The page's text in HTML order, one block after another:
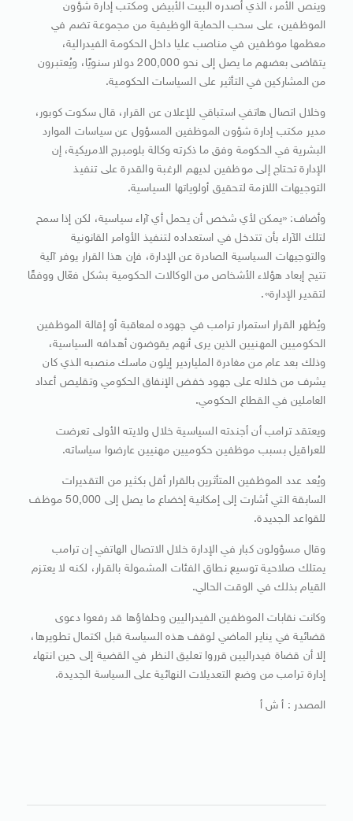
وينص الأمر، الذي أصدره البيت الأبيض ومكتب إدارة شؤون
الموظفين، على سحب الحماية الوظيفية من مجموعة تضم في
معظمها موظفين في مناصب عليا داخل الحكومة الفيدرالية،
يتقاضى بعضهم ما يصل إلى نحو 200,000 دولار سنويًا، ويُعتبرون
من المشاركين في التأثير على السياسات الحكومية.
وخلال اتصال هاتفي استباقي للإعلان عن القرار، قال سكوت كوبور،
مدير مكتب إدارة شؤون الموظفين المسؤول عن سياسات الموارد
البشرية في الحكومة وفق ما ذكرته وكالة بلومبرج الامريكية، إن
الإدارة تحتاج إلى موظفين لديهم الرغبة والقدرة على تنفيذ
التوجيهات اللازمة لتحقيق أولوياتها السياسية.
وأضاف: «يمكن لأي شخص أن يحمل أي آراء سياسية، لكن إذا سمح
لتلك الآراء بأن تتدخل في استعداده لتنفيذ الأوامر القانونية
والتوجيهات السياسية الصادرة عن الإدارة، فإن هذا القرار يوفر آلية
تتيح إبعاد هؤلاء الأشخاص من الوكالات الحكومية بشكل فعّال ووفقًا
لتقدير الإدارة».
ويُظهر القرار استمرار ترامب في جهوده لمعاقبة أو إقالة الموظفين
الحكوميين المهنيين الذين يرى أنهم يقوضون أهدافه السياسية،
وذلك بعد عام من مغادرة الملياردير إيلون ماسك منصبه الذي كان
يشرف من خلاله على جهود خفض الإنفاق الحكومي وتقليص أعداد
العاملين في القطاع الحكومي.
ويعتقد ترامب أن أجندته السياسية خلال ولايته الأولى تعرضت
للعراقيل بسبب موظفين حكوميين مهنيين عارضوا سياساته.
ويُعد عدد الموظفين المتأثرين بالقرار أقل بكثير من التقديرات
السابقة التي أشارت إلى إمكانية إخضاع ما يصل إلى 50,000 موظف
للقواعد الجديدة.
وقال مسؤولون كبار في الإدارة خلال الاتصال الهاتفي إن ترامب
يمتلك صلاحية توسيع نطاق الفئات المشمولة بالقرار، لكنه لا يعتزم
القيام بذلك في الوقت الحالي.
وكانت نقابات الموظفين الفيدراليين وحلفاؤها قد رفعوا دعوى
قضائية في يناير الماضي لوقف هذه السياسة قبل اكتمال تطويرها،
إلا أن قضاة فيدراليين قرروا تعليق النظر في القضية إلى حين انتهاء
إدارة ترامب من وضع التعديلات النهائية على السياسة الجديدة.
المصدر : أ ش أ